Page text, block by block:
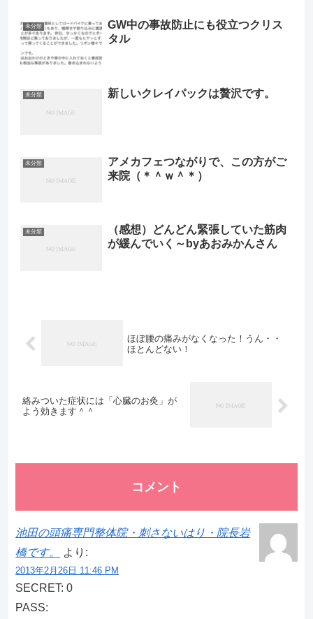
未分類
GW中の事故防止にも役立つクリス
タル
未分類 新しいクレイパックは贅沢です。
未分類
アメカフェつながりで、この方がご
来院（＊＾ｗ＾＊）
未分類
（感想）どんどん緊張していた筋肉
が緩んでいく～byあおみかんさん
ほぼ腰の痛みがなくなった！うん・・
ほとんどない！
絡みついた症状には「心臓のお灸」が
よう効きます＾＾
コメント
池田の頭痛専門整体院・刺さないはり・院長岩
橋です。
より:
2013年2月26日 11:46 PM
SECRET: 0
PASS: